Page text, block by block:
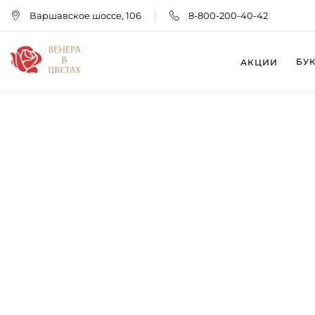
Варшавское шоссе, 106 8-800-200-40-42
АКЦИИ